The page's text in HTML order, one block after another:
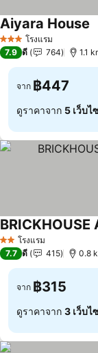
3 ดาว โรงแรม
Aiyara House
7.9 ดี 764 1.1
จาก ฿447
ดูราคาจาก 5 เว็บไ
2 ดาวโรงแรม
7.7 ดี 415 0.8
จาก ฿315
ดูราคาจาก 3 เว็บไ